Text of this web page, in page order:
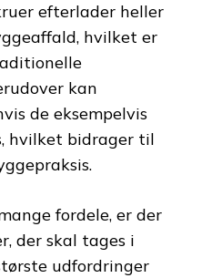
efterlader heller
hvilket er
kan
de eksempelvis
hvilket bidrager til
fordele, er der
der skal tages i
udfordringer